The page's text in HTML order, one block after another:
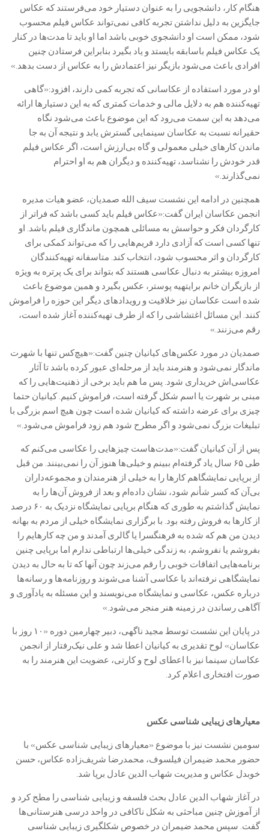
هنگام کار، دانشجویی را به عنوان دستیار خود می‌فرستند که عکاس
جایگزین به دلیل نداشتن تجربه کافی نمی‌تواند عکاس فیلم محسوب
‌شود، ممکن است او دانشجوی خوبی باشد اما او باید تا مدت‌ها در کنار
یک عکاس فیلم باسابقه بایستد و یاد بگیرد بنابراین فرستادن چنین
افرادی باعث می‌شود بازیگر نیز اعتمادش را به عکاس از دست بدهد.»
او در مورد استفاده از عکاسانی که تجربه کمی دارند، افزود:«گاهی
تهیه‌کننده هم به دلایل مالی و خدمات کمتری که به این دستیارها ارائه
می‌دهد به این سمت می‌رود که این موضوع باعث می‌شود نگاه
حقیرانه نسبت به عکاسان سینمایی گسترش یابد و نتیجه آن به جا
ماندن کارهای خیلی معمولی و گاه بی‌ارزش است، اگر عکاس فیلم
قدر خودش را نشناسد، تهیه‌کننده و دیگران هم به او احترام
نمی‌گذارند.»
همچنین در ادامه این نشست سیف الله صمدیان، عضو هیات مدیره
انجمن عکاسان ایران گفت:«عکاس فیلم باید کسی باشد که فراتر از
کارگردان فکر و حواسش به مسائلی همچون ماندگاری فیلم باشد. او
تنها کسی است که آزادی دارد فریم‌هایی را که می‌تواند کمکی برای
کارگردان و اثر محسوب شود، انتخاب کند. متاسفانه تهیه‌کنندگان
امروزه بیشتر به دنبال عکاسی هستند که بتواند برای یک پرتره به ویژه
از بازیگران خانم برایتهیه پوستر، عکس بگیرد و همین موضوع باعث
شده است عکاسان نیز خلاقیت و رویدادهای دیگر این حوزه را فراموش
کنند. این‌ مسائل اغتشاشی را که از طرف تهیه‌کننده آغاز شده است،
رقم می‌زنند.»
صمدیان در مورد عکس‌های کیانیان چنین گفت:«هیچ‌کس تنها با شهرت
ماندگار نمی‌شود و هنرمند باید از مرحله‌ای عبور کرده باشد تا آثار
عکاسی‌اش خریداری شود. پس ما هم باید برخی از ذهنیت‌هایی را که
مبنی بر شهرت یا اسم شکل گرفته است، فراموش کنیم. کیانیان حتما
چیزی برای عرضه داشته که کیانیان شده است چون هیچ اسم بزرگی با
تبلیغات بزرگ نمی‌شود و اگر مطرح شود هم زود فراموش می‌شود.»
پس از آن کیانیان گفت:«مدت‌هاست چیزهایی را عکاسی می‌کنم که
طی ۶۵ سال یاد گرفته‌ام ببینم و خیلی‌ها هنوز آن را نمی‌بینند. من قبل
از برپایی نمایشگاهم کارها را به خیلی از هنرمندان و مجموعه‌داران
بی‌آن که کسر شأنم شود، نشان داده‌ام و بعد از فروش آن‌ها را به
نمایش گذاشتم به طوری که هنگام برپایی نمایشگاه نزدیک به ۶۰ درصد
از کارها به فروش رفته بود. با برگزاری نمایشگاه خیلی از مردم به بهانه
دیدن من هم که شده به فرهنگسرا یا گالری ‌آمدند و من چه کارهایم را
بفروشم یا نفروشم، به زندگی خیلی‌ها ارتباطی ندارم اما برپایی چنین
برنامه‌هایی اتفاقات خوبی را رقم می‌زند چون آنها که تا به حال به دیدن
نمایشگاهی نرفته‌اند با عکاسی آشنا می‌شوند و روزنامه‌ها و رسانه‌ها
درباره عکس، عکاسی و نمایشگاه می‌نویسند و این مسئله به یادآوری و
آگاهی رساندن در زمینه هنر منجر می‌شود.»
در پایان این نشست توسط مجید ناگهی، دبیر چهارمین دوره «۱۰ روز با
عکاسان» لوح تقدیری به کیانیان اعطا شد و علی نیک‌رفتار از انجمن
عکاسان سینما نیز با اعطای لوح و کارتی، عضویت این هنرمند را به
صورت افتخاری اعلام کرد.
معیارهای زیبایی شناسی عکس
سومین نشست نیز با موضوع «معیارهای زیبایی شناسی عکس» با
حضور محمد ضیمران فیلسوف، محمدرضا شریف‌زاده عکاس، حسن
خوبدل عکاس و مدیریت شهاب الدین عادل برپا شد.
در آغاز شهاب الدین عادل بحث فلسفه و زیبایی شناسی را مطح کرد و
از آموزش چنین مباحثی به شکل ناکافی در واحد درسی هنرستانی‌ها
گفت. سپس محمد ضیمران در خصوص شکل‫گیری زیبایی شناسی